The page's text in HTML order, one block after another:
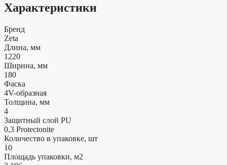
Характеристики
Бренд
Zeta
Длина, мм
1220
Ширина, мм
180
Фаска
4V-образная
Толщина, мм
4
Защитный слой PU
0,3 Protectonite
Количество в упаковке, шт
10
Площадь упаковки, м2